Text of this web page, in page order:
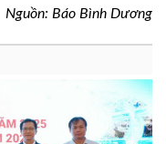
Nguồn: Báo Bình Dương